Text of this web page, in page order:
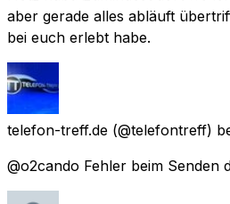
aber gerade alles abläuft
bei euch erlebt habe.
telefon-treff.de (@telefontreff)
@o2cando Fehler beim Senden